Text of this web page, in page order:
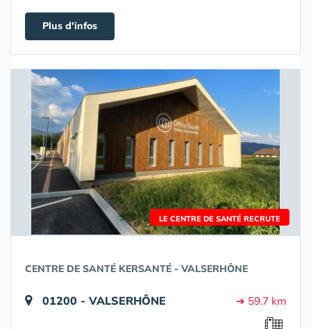
Plus d'infos
LE CENTRE DE SANTÉ RECRUTE
CENTRE DE SANTÉ KERSANTÉ - VALSERHÔNE
01200 - VALSERHÔNE ➔ 59.7 km